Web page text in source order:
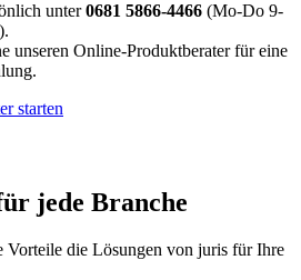
unter0681 5866-4466 (Mo-Do 9-
unseren Online-Produktberater für eine
starten
jede Branche
Vorteile die Lösungen von juris für Ihre